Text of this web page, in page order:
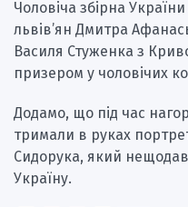
Чоловіча збірна України
львів’ян Дмитра
Василя Стуженка з
призером у чоловічих
Додамо, що під час
тримали в руках
Сидорука, який
Україну.